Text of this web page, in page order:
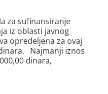
za sufinansiranje
iz oblasti javnog
opredeljena za ovaj
Najmanji iznos
dinara,